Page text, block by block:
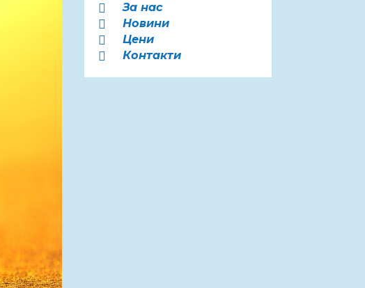
 За нас
 Новини
 Цени
 Контакти